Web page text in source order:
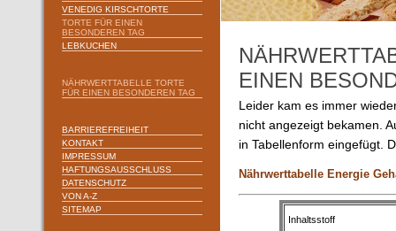
VENEDIG KIRSCHTORTE
TORTE FÜR EINEN
BESONDEREN TAG
LEBKUCHEN
NÄHRWERTTABELLE TORTE
FÜR EINEN BESONDEREN TAG
BARRIEREFREIHEIT
KONTAKT
IMPRESSUM
HAFTUNGSAUSSCHLUSS
DATENSCHUTZ
VON A-Z
SITEMAP
EINEN
Leider kam es immer
nicht angezeigt bekamen.
in Tabellenform eingefügt.
Nährwerttabelle Energie
Inhaltsstoff